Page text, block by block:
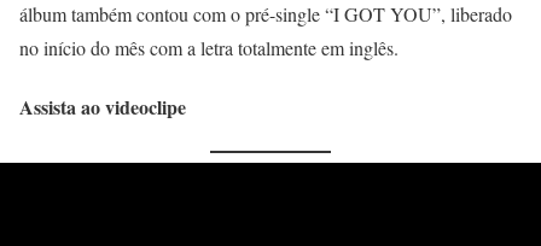
álbum também contou com o pré-single “I GOT YOU”, liberado
no início do mês com a letra totalmente em inglês.
Assista ao videoclipe